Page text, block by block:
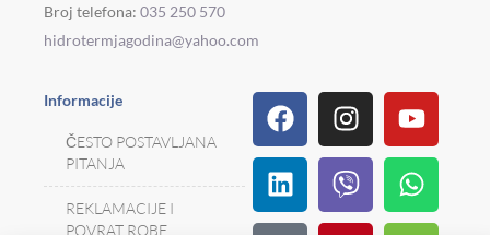
Broj telefona: 035 250 570
hidrotermjagodina@yahoo.com
Informacije
ČESTO POSTAVLJANA
PITANJA
REKLAMACIJE I
POVRAT ROBE
FacebookInstagram
Linkedin
Viber
TiktokPinterest